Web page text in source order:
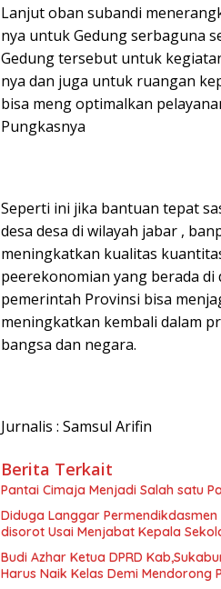
Lanjut oban subandi
nya untuk Gedung serbaguna
Gedung tersebut untuk
nya dan juga untuk ruangan
bisa meng optimalkan
Pungkasnya
Seperti ini jika bantuan tepat
desa desa di wilayah jabar ,
meningkatkan kualitas
peerekonomian yang berada di
pemerintah Provinsi bisa
meningkatkan kembali dalam
bangsa dan negara.
Jurnalis : Samsul Arifin
Berita Terkait
Pantai Cimaja Menjadi Salah satu
Diduga Langgar
disorot Usai Menjabat Kepala
Budi Azhar Ketua DPRD
Harus Naik Kelas Demi